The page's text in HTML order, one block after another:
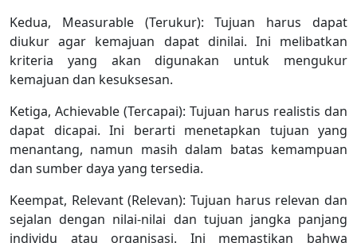
Kedua, Measurable (Terukur): Tujuan harus dapat
diukur agar kemajuan dapat dinilai. Ini melibatkan
kriteria yang akan digunakan untuk mengukur
kemajuan dan kesuksesan.
Ketiga, Achievable (Tercapai): Tujuan harus realistis dan
dapat dicapai. Ini berarti menetapkan tujuan yang
menantang, namun masih dalam batas kemampuan
dan sumber daya yang tersedia.
Keempat, Relevant (Relevan): Tujuan harus relevan dan
sejalan dengan nilai-nilai dan tujuan jangka panjang
individu atau organisasi. Ini memastikan bahwa